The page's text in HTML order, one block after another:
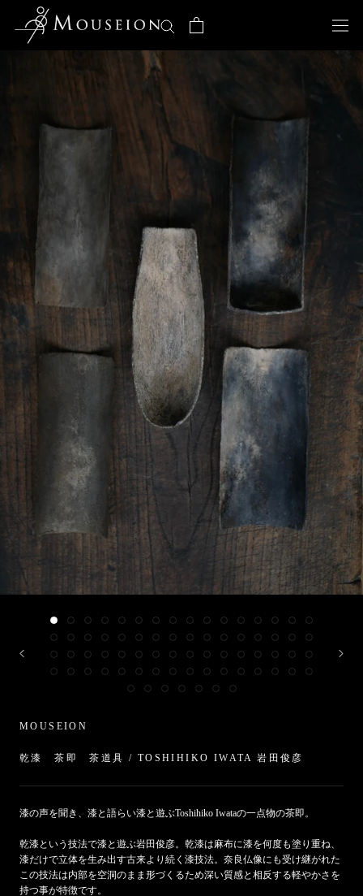
動
る
MOUSEION
乾漆 茶即 茶道具 / TOSHIHIKO IWATA 岩田俊彦
漆の声を聞き、 漆と語らい漆と遊ぶToshihiko Iwataの一点物の茶即。
乾漆という技法で漆と遊ぶ岩田俊彦。 乾漆は麻布に漆を何度も塗り重ね、
漆だけで立体を生み出す古来より続く漆技法。 奈良仏像にも受け継がれた
この技法は内部を空洞のまま形づくるため深い質感と相反する軽やかさを
持つ事が特徴です。